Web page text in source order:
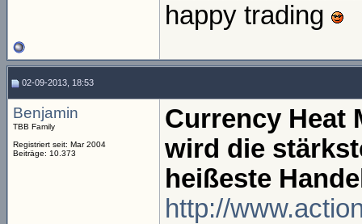
happy trading
02-09-2013, 18:53
Benjamin
TBB Family
Registriert seit: Mar 2004
Beiträge: 10.373
Currency Heat
wird die
heißeste
http://